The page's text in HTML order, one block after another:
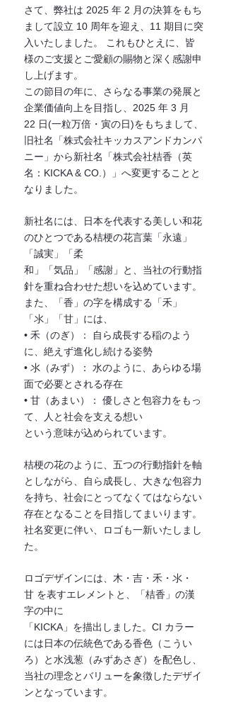
さて、弊社は 2025 年 2 ⽉の決算をもち
まして設⽴ 10 周年を迎え、11 期⽬に突
⼊いたしました。 これもひとえに、皆
様のご⽀援とご愛顧の賜物と深く感謝申
し上げます。
この節⽬の年に、さらなる事業の発展と
企業価値向上を⽬指し、2025 年 3 ⽉
22 ⽇(⼀粒万倍・寅の⽇)をもちまして、
旧社名「株式会社キッカスアンドカンパ
ニー」から新社名「株式会社桔⾹（英
名：KICKA & CO.）」へ変更することと
なりました。
新社名には、⽇本を代表する美しい和花
のひとつである桔梗の花⾔葉「永遠」
「誠実」「柔
和」「気品」「感謝」と、当社の⾏動指
針を重ね合わせた想いを込めています。
また、「⾹」の字を構成する「⽲」
「氺」「⽢」には、
• ⽲（のぎ）： ⾃ら成⻑する稲のよう
に、絶えず進化し続ける姿勢
• 氺（みず）： ⽔のように、あらゆる場
⾯で必要とされる存在
• ⽢（あまい）： 優しさと包容⼒をもっ
て、⼈と社会を⽀える想い
という意味が込められています。
桔梗の花のように、五つの⾏動指針を軸
としながら、⾃ら成⻑し、⼤きな包容⼒
を持ち、社会にとってなくてはならない
存在となることを⽬指してまいります。
社名変更に伴い、ロゴも⼀新いたしまし
た。
ロゴデザインには、⽊・吉・⽲・氺・
⽢ を表すエレメントと、「桔⾹」の漢
字の中に
「KICKA」を描出しました。CI カラー
には⽇本の伝統⾊である⾹⾊（こうい
ろ）と⽔浅葱（みずあさぎ）を配⾊し、
当社の理念とバリューを象徴したデザイ
ンとなっています。